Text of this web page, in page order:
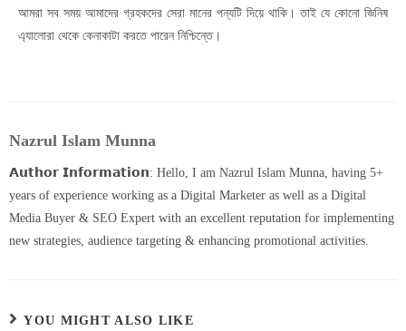
আমরা সব সময় আমাদের গ্রহকদের সেরা মানের পন্যটি দিয়ে থাকি। তাই যে কোনো জিনিষ
এ্যালোরা থেকে কেনাকাটা করতে পারেন নিশ্চিন্তে।
Nazrul Islam Munna
𝗔𝘂𝘁𝗵𝗼𝗿 𝗜𝗻𝗳𝗼𝗿𝗺𝗮𝘁𝗶𝗼𝗻: Hello, I am Nazrul Islam Munna, having 5+
years of experience working as a Digital Marketer as well as a Digital
Media Buyer & SEO Expert with an excellent reputation for implementing
new strategies, audience targeting & enhancing promotional activities.
YOU MIGHT ALSO LIKE